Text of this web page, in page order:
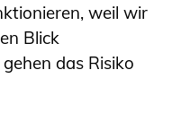
weil wir
Blick
das Risiko